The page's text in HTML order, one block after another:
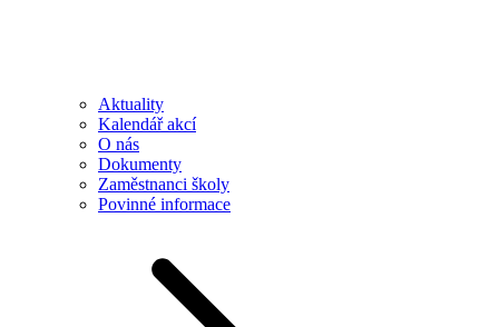
Aktuality
Kalendář akcí
O nás
Dokumenty
Zaměstnanci školy
Povinné informace